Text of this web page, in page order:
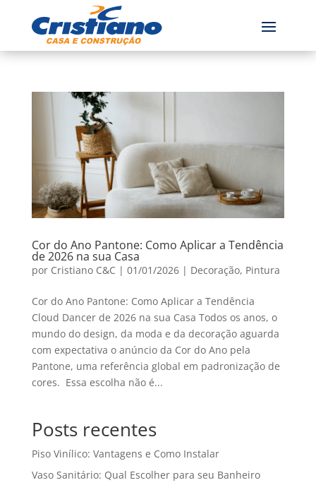
Cor do Ano Pantone: Como Aplicar a Tendência
de 2026 na sua Casa
por Cristiano C&C | 01/01/2026| Decoração, Pintura
Cor do Ano Pantone: Como Aplicar a Tendência
Cloud Dancer de 2026 na sua Casa Todos os anos, o
mundo do design, da moda e da decoração aguarda
com expectativa o anúncio da Cor do Ano pela
Pantone, uma referência global em padronização de
cores. Essa escolha não é...
Posts recentes
Piso Vinílico: Vantagens e Como Instalar
Vaso Sanitário: Qual Escolher para seu Banheiro